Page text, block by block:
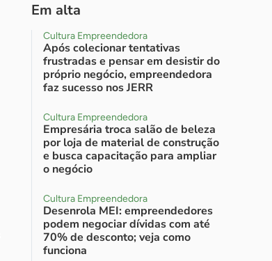
Em alta
Cultura Empreendedora
Após colecionar tentativas
frustradas e pensar em desistir do
próprio negócio, empreendedora
faz sucesso nos JERR
Cultura Empreendedora
Empresária troca salão de beleza
por loja de material de construção
e busca capacitação para ampliar
o negócio
Cultura Empreendedora
Desenrola MEI: empreendedores
podem negociar dívidas com até
70% de desconto; veja como
funciona